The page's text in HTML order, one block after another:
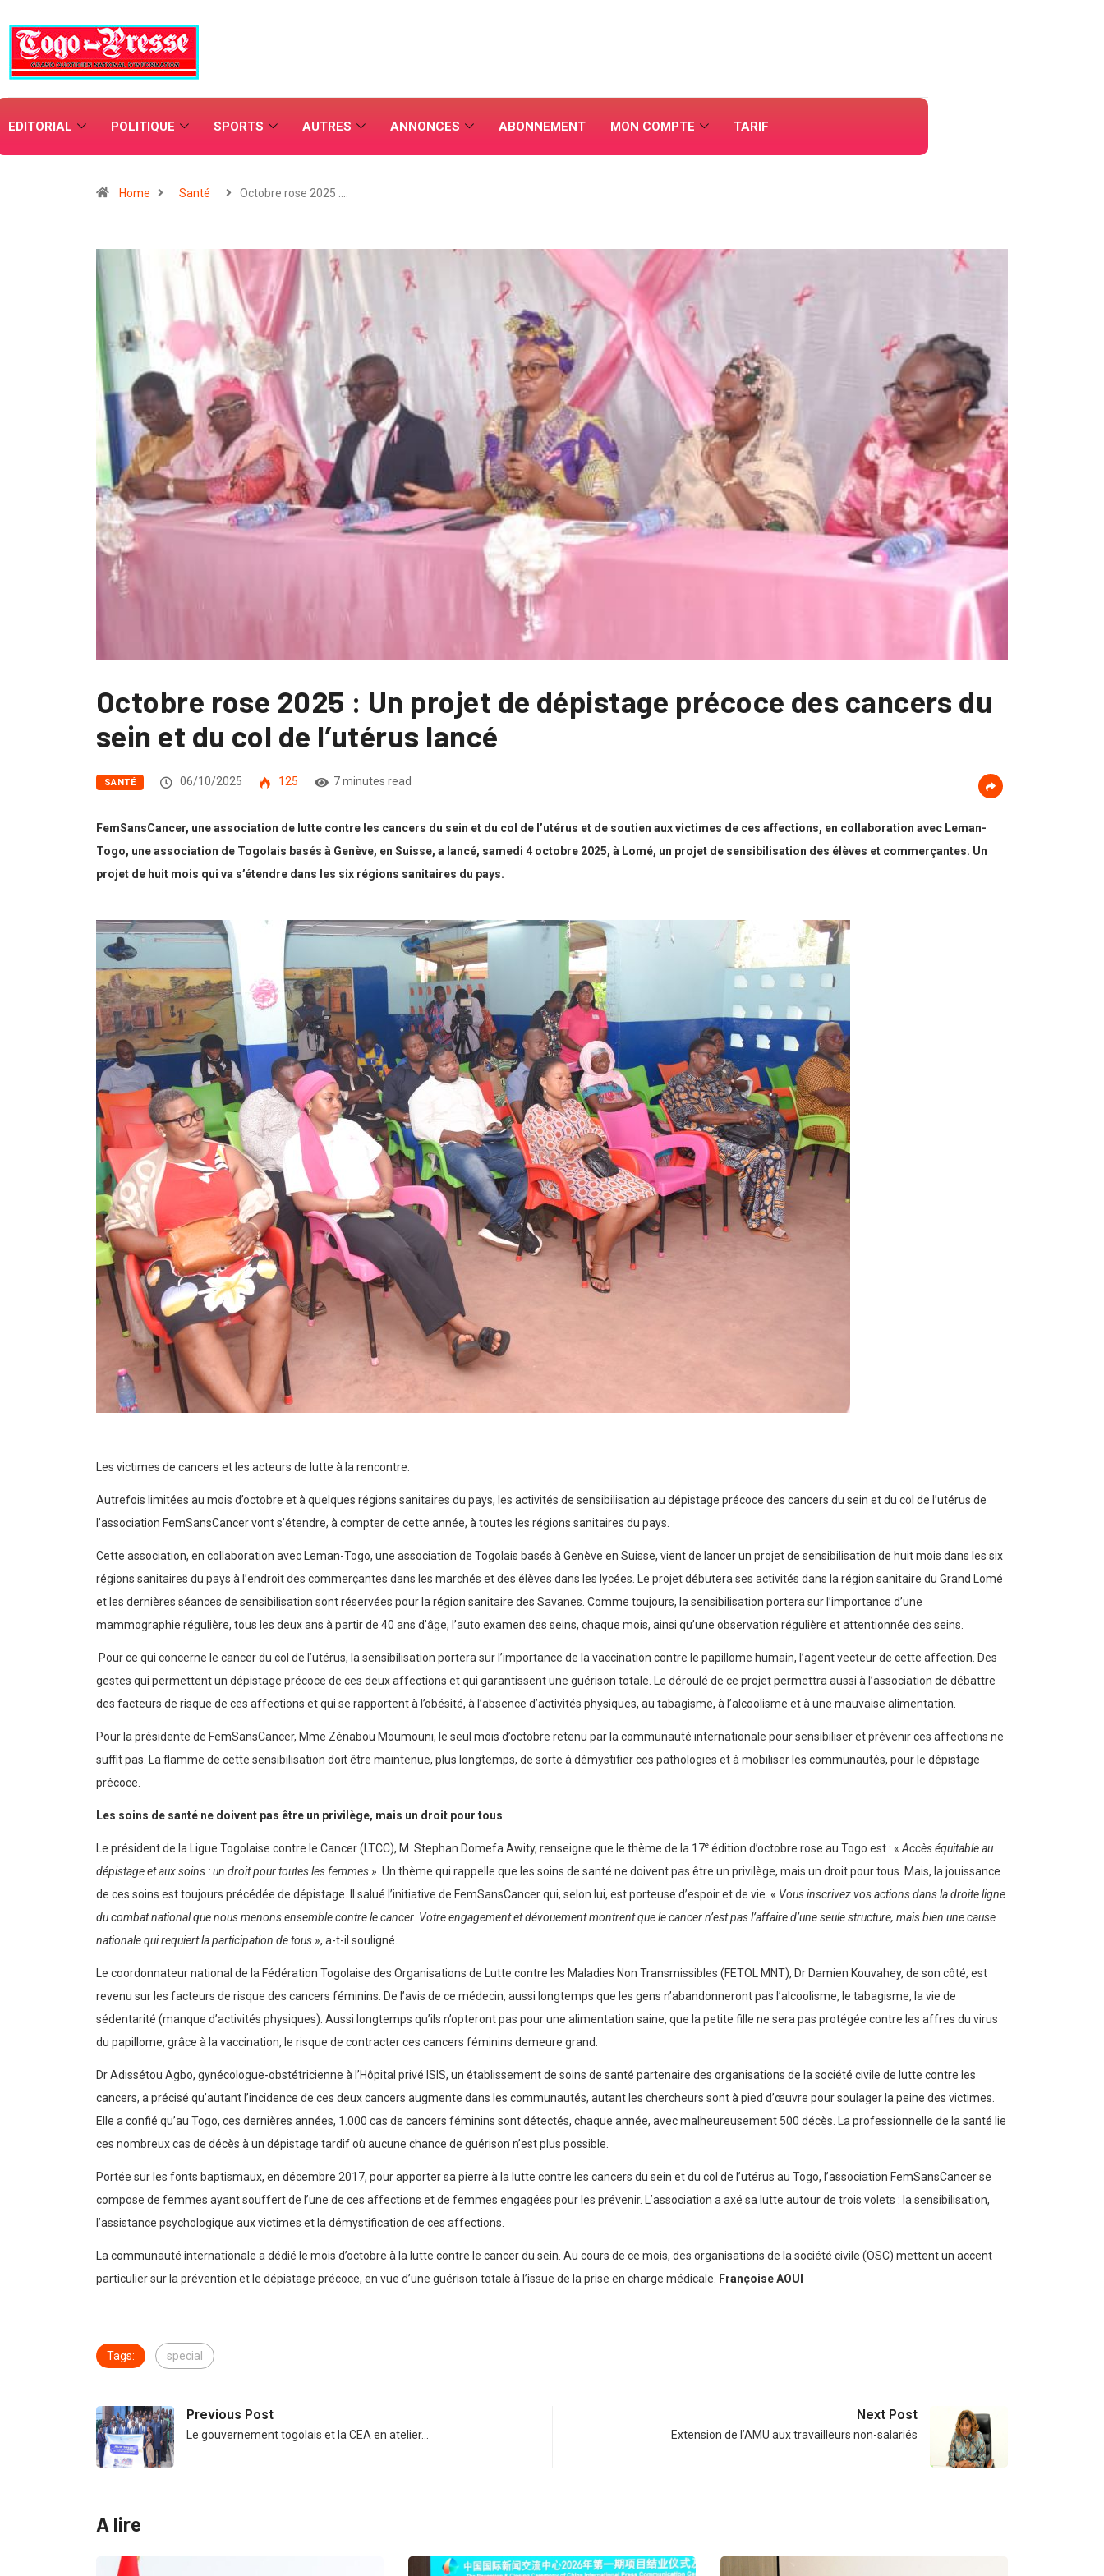
EDITORIAL POLITIQUE SPORTS AUTRES ANNONCES ABONNEMENT MON COMPTE TARIF
Home Santé Octobre rose 2025 :…
Octobre rose 2025 : Un projet de dépistage précoce des cancers du
sein et du col de l’utérus lancé
SANTÉ 06/10/2025 125 7 minutes read
FemSansCancer, une association de lutte contre les cancers du sein et du col de l’utérus et de soutien aux victimes de ces affections, en collaboration avec Leman-
Togo, une association de Togolais basés à Genève, en Suisse, a lancé, samedi 4 octobre 2025, à Lomé, un projet de sensibilisation des élèves et commerçantes. Un
projet de huit mois qui va s’étendre dans les six régions sanitaires du pays.
Les victimes de cancers et les acteurs de lutte à la rencontre.
Autrefois limitées au mois d’octobre et à quelques régions sanitaires du pays, les activités de sensibilisation au dépistage précoce des cancers du sein et du col de l’utérus de
l’association FemSansCancer vont s’étendre, à compter de cette année, à toutes les régions sanitaires du pays.
Cette association, en collaboration avec Leman-Togo, une association de Togolais basés à Genève en Suisse, vient de lancer un projet de sensibilisation de huit mois dans les six
régions sanitaires du pays à l’endroit des commerçantes dans les marchés et des élèves dans les lycées. Le projet débutera ses activités dans la région sanitaire du Grand Lomé
et les dernières séances de sensibilisation sont réservées pour la région sanitaire des Savanes. Comme toujours, la sensibilisation portera sur l’importance d’une
mammographie régulière, tous les deux ans à partir de 40 ans d’âge, l’auto examen des seins, chaque mois, ainsi qu’une observation régulière et attentionnée des seins.
Pour ce qui concerne le cancer du col de l’utérus, la sensibilisation portera sur l’importance de la vaccination contre le papillome humain, l’agent vecteur de cette affection. Des
gestes qui permettent un dépistage précoce de ces deux affections et qui garantissent une guérison totale. Le déroulé de ce projet permettra aussi à l’association de débattre
des facteurs de risque de ces affections et qui se rapportent à l’obésité, à l’absence d’activités physiques, au tabagisme, à l’alcoolisme et à une mauvaise alimentation.
Pour la présidente de FemSansCancer, Mme Zénabou Moumouni, le seul mois d’octobre retenu par la communauté internationale pour sensibiliser et prévenir ces affections ne
suffit pas. La flamme de cette sensibilisation doit être maintenue, plus longtemps, de sorte à démystifier ces pathologies et à mobiliser les communautés, pour le dépistage
précoce.
Les soins de santé ne doivent pas être un privilège, mais un droit pour tous
Le président de la Ligue Togolaise contre le Cancer (LTCC), M. Stephan Domefa Awity, renseigne que le thème de la 17e édition d’octobre rose au Togo est : « Accès équitable au
dépistage et aux soins : un droit pour toutes les femmes ». Un thème qui rappelle que les soins de santé ne doivent pas être un privilège, mais un droit pour tous. Mais, la jouissance
de ces soins est toujours précédée de dépistage. Il salué l’initiative de FemSansCancer qui, selon lui, est porteuse d’espoir et de vie. « Vous inscrivez vos actions dans la droite ligne
du combat national que nous menons ensemble contre le cancer. Votre engagement et dévouement montrent que le cancer n’est pas l’affaire d’une seule structure, mais bien une cause
nationale qui requiert la participation de tous », a-t-il souligné.
Le coordonnateur national de la Fédération Togolaise des Organisations de Lutte contre les Maladies Non Transmissibles (FETOL MNT), Dr Damien Kouvahey, de son côté, est
revenu sur les facteurs de risque des cancers féminins. De l’avis de ce médecin, aussi longtemps que les gens n’abandonneront pas l’alcoolisme, le tabagisme, la vie de
sédentarité (manque d’activités physiques). Aussi longtemps qu’ils n’opteront pas pour une alimentation saine, que la petite fille ne sera pas protégée contre les affres du virus
du papillome, grâce à la vaccination, le risque de contracter ces cancers féminins demeure grand.
Dr Adissétou Agbo, gynécologue-obstétricienne à l’Hôpital privé ISIS, un établissement de soins de santé partenaire des organisations de la société civile de lutte contre les
cancers, a précisé qu’autant l’incidence de ces deux cancers augmente dans les communautés, autant les chercheurs sont à pied d’œuvre pour soulager la peine des victimes.
Elle a confié qu’au Togo, ces dernières années, 1.000 cas de cancers féminins sont détectés, chaque année, avec malheureusement 500 décès. La professionnelle de la santé lie
ces nombreux cas de décès à un dépistage tardif où aucune chance de guérison n’est plus possible.
Portée sur les fonts baptismaux, en décembre 2017, pour apporter sa pierre à la lutte contre les cancers du sein et du col de l’utérus au Togo, l’association FemSansCancer se
compose de femmes ayant souffert de l’une de ces affections et de femmes engagées pour les prévenir. L’association a axé sa lutte autour de trois volets : la sensibilisation,
l’assistance psychologique aux victimes et la démystification de ces affections.
La communauté internationale a dédié le mois d’octobre à la lutte contre le cancer du sein. Au cours de ce mois, des organisations de la société civile (OSC) mettent un accent
particulier sur la prévention et le dépistage précoce, en vue d’une guérison totale à l’issue de la prise en charge médicale.
Françoise AOUI
Tags: special
Previous Post
Le gouvernement togolais et la CEA en atelier…
Next Post
Extension de l’AMU aux travailleurs non-salariés
A lire